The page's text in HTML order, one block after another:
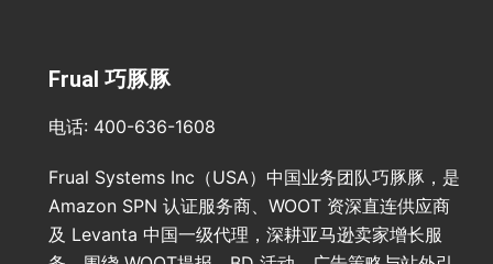
Frual 巧豚豚
电话: 400-636-1608
Frual Systems Inc（USA）中国业务团队巧豚豚，是
Amazon SPN 认证服务商、WOOT 资深直连供应商
及 Levanta 中国一级代理，深耕亚马逊卖家增长服